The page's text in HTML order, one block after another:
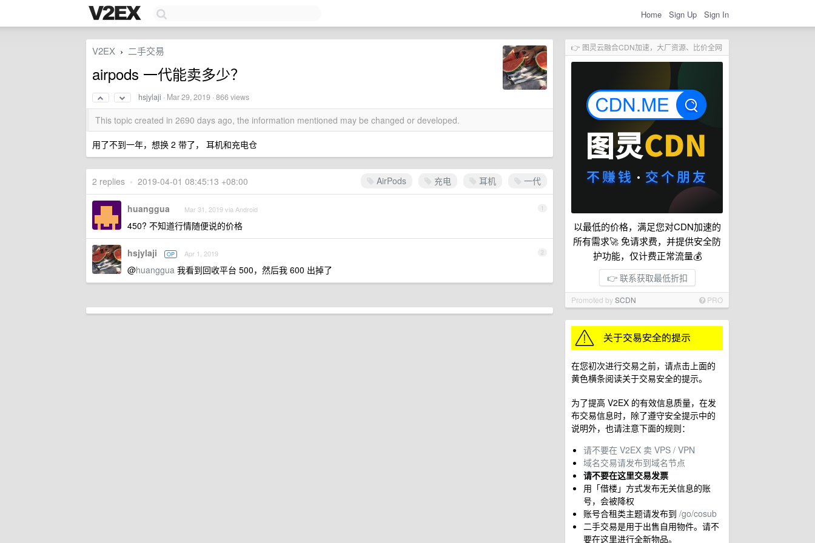
Home Sign Up Sign In
👉 图灵云融合CDN加速，大厂资源、比价全网
以最低的价格，满足您对CDN加速的
所有需求🚀 免请求费，并提供安全防
护功能，仅计费正常流量💰
👉 联系获取最低折扣
Promoted bySCDN PRO
在您初次进行交易之前，请点击上面的
黄色横条阅读关于交易安全的提示。
为了提高 V2EX 的有效信息质量，在发
布交易信息时，除了遵守安全提示中的
说明外，也请注意下面的规则：
请不要在 V2EX 卖 VPS / VPN
域名交易请发布到域名节点
请不要在这里交易发票
用「借楼」方式发布无关信息的账
号，会被降权
账号合租类主题请发布到 /go/cosub
二手交易是用于出售自用物件。请不
要在这里进行全新物品。
V2EX › 二手交易
airpods 一代能卖多少？
hsjylaji · Mar 29, 2019 · 866 views
This topic created in 2690 days ago, the information mentioned may be changed or developed.
用了不到一年，想换 2 带了， 耳机和充电仓
AirPods 充电 耳机 一代
2 replies • 2019-04-01 08:45:13 +08:00
1
huanggua Mar 31, 2019 via Android
450? 不知道行情随便说的价格
2
hsjylaji OP Apr 1, 2019
@huanggua 我看到回收平台 500，然后我 600 出掉了